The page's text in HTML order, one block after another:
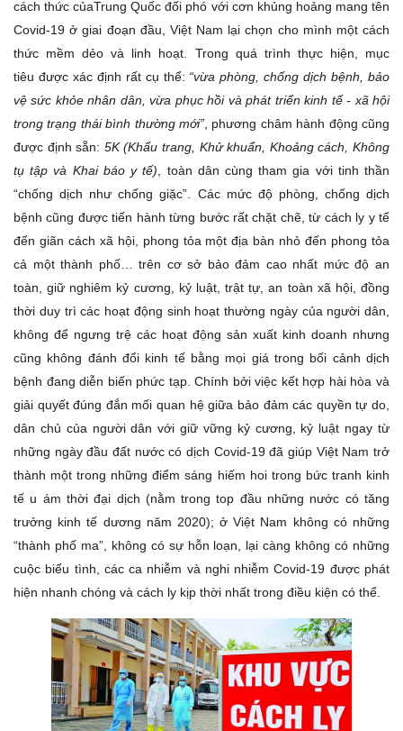
cách thức củaTrung Quốc đối phó với cơn khủng hoảng mang tên
Covid-19 ở giai đoạn đầu, Việt Nam lại chọn cho mình một cách
thức mềm dẻo và linh hoạt. Trong quá trình thực hiện, mục
tiêu được xác định rất cụ thể: “vừa phòng, chống dịch bệnh, bảo
vệ sức khỏe nhân dân, vừa phục hồi và phát triển kinh tế - xã hội
trong trạng thái bình thường mới” , phương châm hành động cũng
được định sẵn: 5K (Khẩu trang, Khử khuẩn, Khoảng cách, Không
tụ tập và Khai báo y tế) , toàn dân cùng tham gia với tinh thần
“chống dịch như chống giặc”. Các mức độ phòng, chống dịch
bệnh cũng được tiến hành từng bước rất chặt chẽ, từ cách ly y tế
đến giãn cách xã hội, phong tỏa một địa bàn nhỏ đến phong tỏa
cả một thành phố… trên cơ sở bảo đảm cao nhất mức độ an
toàn, giữ nghiêm kỷ cương, kỷ luật, trật tự, an toàn xã hội, đồng
thời duy trì các hoạt động sinh hoạt thường ngày của người dân,
không để ngưng trệ các hoạt động sản xuất kinh doanh nhưng
cũng không đánh đổi kinh tế bằng mọi giá trong bối cảnh dịch
bệnh đang diễn biến phức tạp. Chính bởi việc kết hợp hài hòa và
giải quyết đúng đắn mối quan hệ giữa bảo đảm các quyền tự do,
dân chủ của người dân với giữ vững kỷ cương, kỷ luật ngay từ
những ngày đầu đất nước có dịch Covid-19 đã giúp Việt Nam trở
thành một trong những điểm sáng hiếm hoi trong bức tranh kinh
tế u ám thời đại dịch (nằm trong top đầu những nước có tăng
trưởng kinh tế dương năm 2020); ở Việt Nam không có những
“thành phố ma”, không có sự hỗn loạn, lại càng không có những
cuộc biểu tình, các ca nhiễm và nghi nhiễm Covid-19 được phát
hiện nhanh chóng và cách ly kịp thời nhất trong điều kiện có thể.